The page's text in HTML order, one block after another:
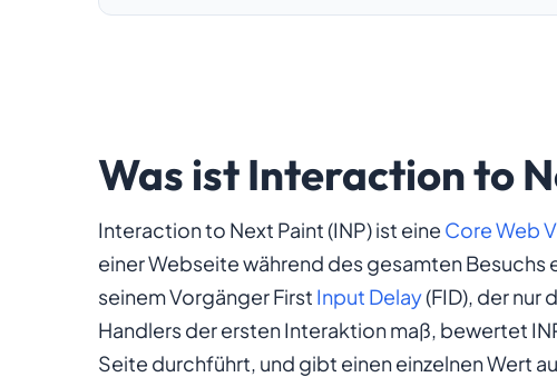
Was ist Interaction to
Interaction to Next Paint (INP) ist eine Core Web
einer Webseite während des gesamten Besuchs
seinem Vorgänger First Input Delay(FID), der nur
Handlers der ersten Interaktion maß, bewertet
Seite durchführt, und gibt einen einzelnen Wert